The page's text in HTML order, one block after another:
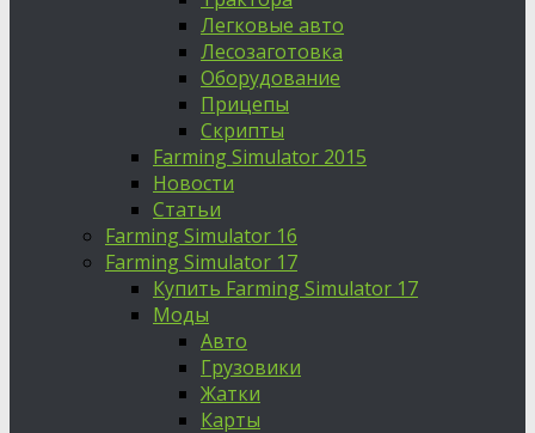
Легковые авто
Лесозаготовка
Оборудование
Прицепы
Скрипты
Farming Simulator 2015
Новости
Статьи
Farming Simulator 16
Farming Simulator 17
Купить Farming Simulator 17
Моды
Авто
Грузовики
Жатки
Карты